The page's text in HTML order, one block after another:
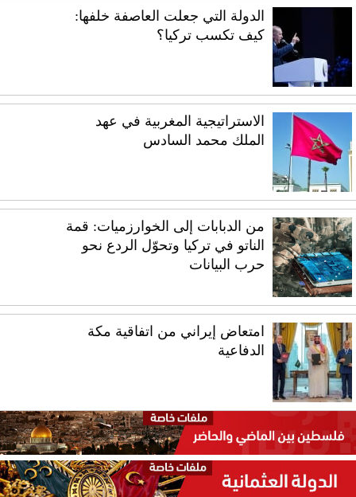
الدولة التي جعلت العاصفة خلفها:
كيف تكسب تركيا؟
الاستراتيجية المغربية في عهد
الملك محمد السادس
من الدبابات إلى الخوارزميات: قمة
الناتو في تركيا وتحوّل الردع نحو
حرب البيانات
امتعاض إيراني من اتفاقية مكة
الدفاعية